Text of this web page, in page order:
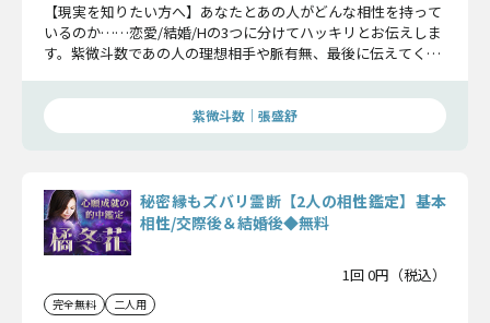
【現実を知りたい方へ】あなたとあの人がどんな相性を持って
いるのか……恋愛/結婚/Hの3つに分けてハッキリとお伝えしま
す。紫微斗数であの人の理想相手や脈有無、最後に伝えてくれ
紫微斗数｜張盛舒
秘密縁もズバリ霊断【2人の相性鑑定】基本
相性/交際後＆結婚後◆無料
1回 0円（税込）
完全無料 二人用